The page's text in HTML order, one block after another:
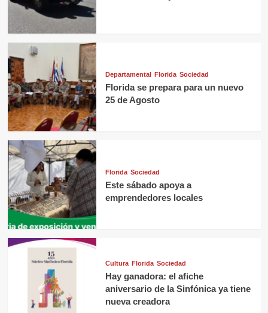
Departamental Florida Sociedad
Florida se prepara para un nuevo
25 de Agosto
Florida Sociedad
Este sábado apoya a
emprendedores locales
Cultura Florida Sociedad
Hay ganadora: el afiche
aniversario de la Sinfónica ya tiene
nueva creadora